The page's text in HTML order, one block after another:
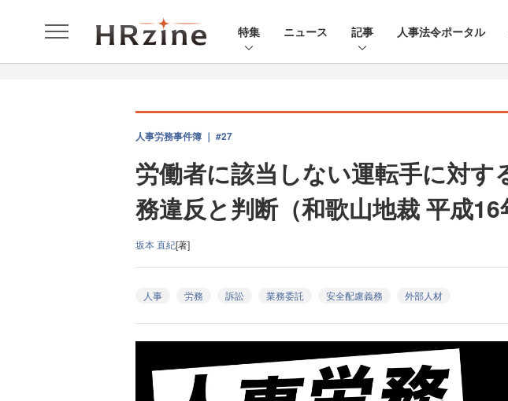
特集 ニュース 記事 人事法令ポータル
人事労務事件簿 ｜ #27
労働者に該当しない運転手に対す
務違反と判断（和歌山地裁 平成16
坂本 直紀[著]
人事 労務 訴訟 業務委託 安全配慮義務 外部人材